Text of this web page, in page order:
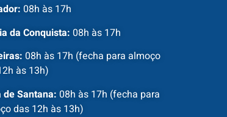
08h às 17h
da Conquista: 08h às 17h
08h às 17h (fecha para almoço
às 13h)
de Santana: 08h às 17h (fecha para
das 12h às 13h)